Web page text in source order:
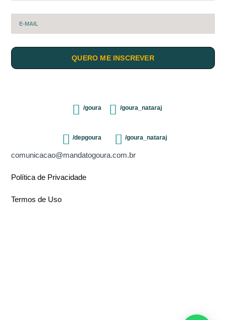
QUERO ME INSCREVER
/goura /goura_nataraj
/depgoura /goura_nataraj
comunicacao@mandatogoura.com.br
Política de Privacidade
Termos de Uso